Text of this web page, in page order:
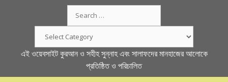
for:
এই ওয়েবসাইট কুরআন ও সহীহ সুন্নাহ এবং সালাফদের মানহাজের আলোকে
প্রতিষ্ঠিত ও পরিচালিত